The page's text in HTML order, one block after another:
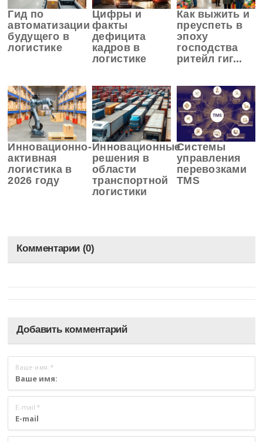
Гид по
автоматизации
будущего в
логистике
Цифры и
факты
дефицита
кадров в
логистике
Как выжить и
преуспеть в
эпоху
господства
ритейл гиг...
Инновационно-
активная
логистика в
2026 году
Инновационные
решения в
области
транспортной
логистики
Системы
управления
перевозками
TMS
Комментарии (0)
Добавить комментарий
Ваше имя: *
E-mail *